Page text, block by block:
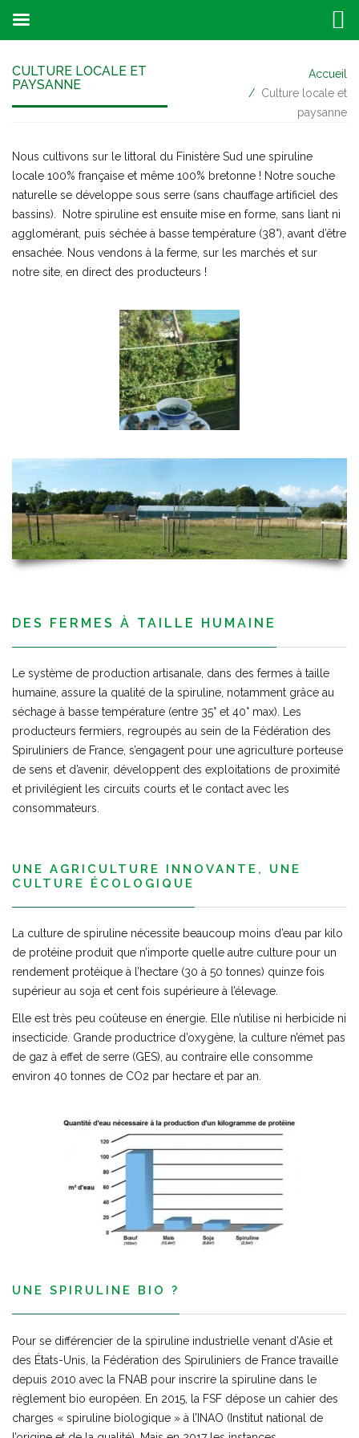
CULTURE LOCALE ET
PAYSANNE
Accueil
Culture locale et
paysanne
Nous cultivons sur le littoral du Finistère Sud une spiruline
locale 100% française et même 100% bretonne ! Notre souche
naturelle se développe sous serre (sans chauffage artificiel des
bassins). Notre spiruline est ensuite mise en forme, sans liant ni
agglomérant, puis séchée à basse température (38°), avant d’être
ensachée. Nous vendons à la ferme, sur les marchés et sur
notre site, en direct des producteurs !
DES FERMES À TAILLE HUMAINE
Le système de production artisanale, dans des fermes à taille
humaine, assure la qualité de la spiruline, notamment grâce au
séchage à basse température (entre 35° et 40° max). Les
producteurs fermiers, regroupés au sein de la Fédération des
Spiruliniers de France, s’engagent pour une agriculture porteuse
de sens et d’avenir, développent des exploitations de proximité
et privilégient les circuits courts et le contact avec les
consommateurs.
UNE AGRICULTURE INNOVANTE, UNE
CULTURE ÉCOLOGIQUE
La culture de spiruline nécessite beaucoup moins d’eau par kilo
de protéine produit que n’importe quelle autre culture pour un
rendement protéique à l’hectare (30 à 50 tonnes) quinze fois
supérieur au soja et cent fois supérieure à l’élevage.
Elle est très peu coûteuse en énergie. Elle n’utilise ni herbicide ni
insecticide. Grande productrice d’oxygène, la culture n’émet pas
de gaz à effet de serre (GES), au contraire elle consomme
environ 40 tonnes de CO2 par hectare et par an.
UNE SPIRULINE BIO ?
Pour se différencier de la spiruline industrielle venant d’Asie et
des États-Unis, la Fédération des Spiruliniers de France travaille
depuis 2010 avec la FNAB pour inscrire la spiruline dans le
règlement bio européen. En 2015, la FSF dépose un cahier des
charges « spiruline biologique » à l’INAO (Institut national de